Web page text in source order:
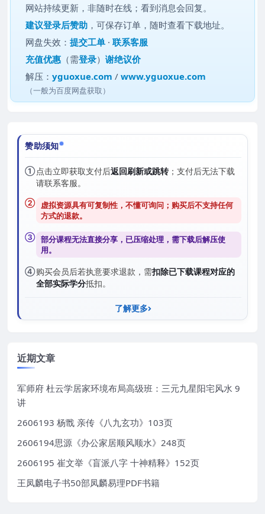
网站持续更新，非随时在线；看到消息会回复。
建议登录后赞助 ，可保存订单，随时查看下载地址。
网盘失效：提交工单 ·联系客服
充值优惠 （需登录）谢绝议价
解压：yguoxue.com /www.yguoxue.com
（一般为百度网盘获取）
赞助须知
①点击立即获取支付后返回刷新或跳转；支付后无法下载
请联系客服。
② 虚拟资源具有可复制性，不懂可询问；购买后不支持任何
方式的退款。
③ 部分课程无法直接分享，已压缩处理，需下载后解压使
用。
④购买会员后若执意要求退款，需扣除已下载课程对应的
全部实际学分抵扣。
了解更多
近期文章
军师府 杜云学居家环境布局高级班：三元九星阳宅风水 9
讲
2606193 杨戬 亲传《八九玄功》103页
2606194思源《办公家居顺风顺水》248页
2606195 崔文举《盲派八字 十神精释》152页
王凤麟电子书50部凤麟易理PDF书籍